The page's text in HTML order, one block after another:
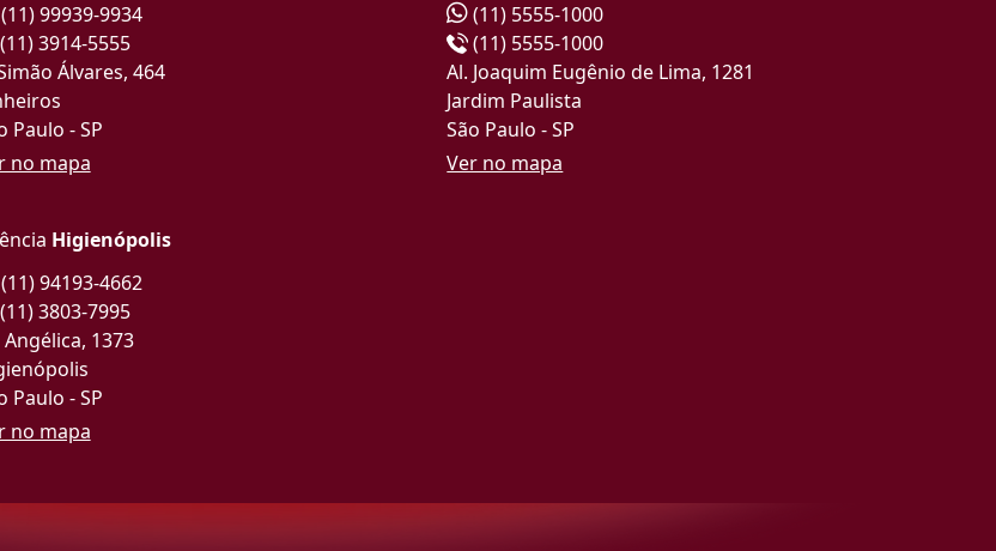
99939-9934
(11) 3914-5555
Álvares, 464
Paulo - SP
no mapa
(11) 5555-1000
(11) 5555-1000
Al. Joaquim Eugênio de Lima, 1281
Jardim Paulista
São Paulo - SP
Ver no mapa
Higienópolis
94193-4662
(11) 3803-7995
Angélica, 1373
Paulo - SP
no mapa